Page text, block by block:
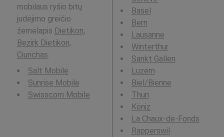
mobilaus ryšio bitų
judėjimo greičio
žemėlapis Dietikon,
Bezirk Dietikon,
Ciurichas
Salt Mobile
Sunrise Mobile
Swisscom Mobile
Basel
Bern
Lausanne
Winterthur
Sankt Gallen
Luzern
Biel/Bienne
Thun
Köniz
La Chaux-de-Fonds
Rapperswil